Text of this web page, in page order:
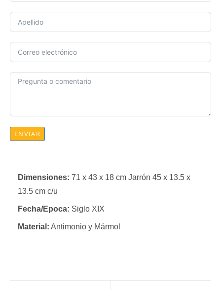
ENVIAR
Dimensiones: 71 x 43 x 18 cm Jarrón 45 x 13.5 x
13.5 cm c/u
Fecha/Epoca: Siglo XIX
Material: Antimonio y Mármol